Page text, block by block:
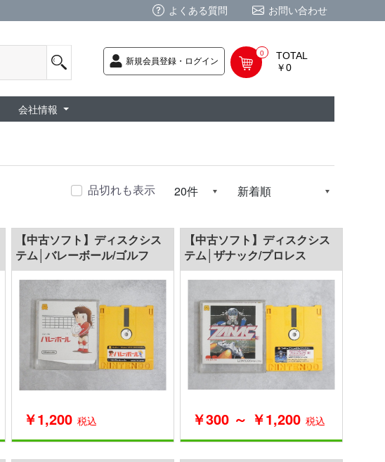
よくある質問 お問い合わせ
新規会員登録・ログイン
0
TOTAL
￥0
会社情報
品切れも表示
【中古ソフト】ディスクシス
テム│バレーボール/ゴルフ
￥1,200 税込
【中古ソフト】ディスクシス
テム│ザナック/プロレス
￥300 ～ ￥1,200 税込